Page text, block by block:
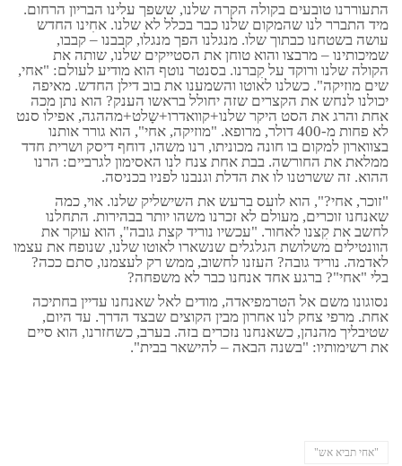
התעוררנו טובעים בקולה הקרה שלנו, ששפך עלינו הבריון הרחום.
מיד התברר לנו שהמקום שלנו כבר בכלל לא שלנו. אחִינו החדש
עושה בשטחנו כבתוך שלו. מנגלנו הפך מנגלו, קבבנו – קבבו,
שמיכותינו – מרבצו והוא טוחן את הסטייקים שלנו, שותה את
הקולה שלנו ורוקד על קִברנו. בסנטר נוטף הוא מודיע לעולם: "אחי,
שים מוזיקה". כשלנו לאוטו והשמענו את בוב דילן החדש. מאיפה
יכולנו לנחש את הקצרים שזה יחולל בראשו הענק? הוא נתן מכה
אחת והרג את הסט היקר שלנו+קוואדרו+שָלט+מההגה, אפילו סנט
לא פחות מ-400 דולר, מרופא. "מוזיקה, אחי", הוא גורר אותנו
בצווארון למקום בו חונה מכוניתו, רנו משהו, דוחף דיסק ושרית חדד
ממלאת את החורשה. בבת אחת צנח לנו האסימון לגרביים: הרנו
ההוא. זה ששרטנו לו את הדלת וגנבנו לפניו בכניסה.
"זוכר, אחי?", הוא לועס ברעש את השישליק שלנו. אוי, כמה
שאנחנו זוכרים, מעולם לא זכרנו משהו יותר בבהירות. התחלנו
לחשב את קִצנו לאחור. "עכשיו נוריד קצת גובה", הוא עוקר את
הוונטילים משלושת הגלגלים שנשארו לאוטו שלנו, שנופח את עצמו
לאדמה. נוריד גובה? העזנו לחשוב, ממש רק לעצמנו, סתם ככה?
בלי "אחי"? ברגע אחד אנחנו כבר לא משפחה?
נסוגונו משם אל הטרמפיאדה, מודים לאל שאנחנו עדיין בחתיכה
אחת. מרפי צחק לנו אחרון מבין הקוצים שבצד הדרך. עד היום,
שטיבליך מהנהן, כשאנחנו נזכרים בזה. בערב, כשחזרנו, הוא סיים
את רשימותיו: "בשנה הבאה – להישאר בבית".
"אחי תביא אש"